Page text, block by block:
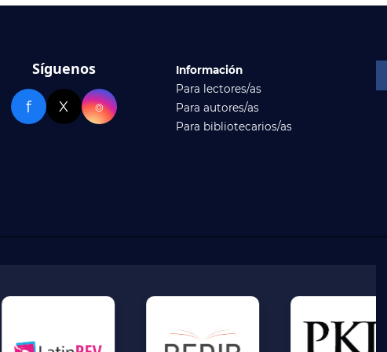
Síguenos
f X ⌾
Información
Para lectores/as
Para autores/as
Para bibliotecarios/as